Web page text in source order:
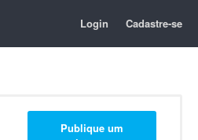
Login Cadastre-se
Publique um